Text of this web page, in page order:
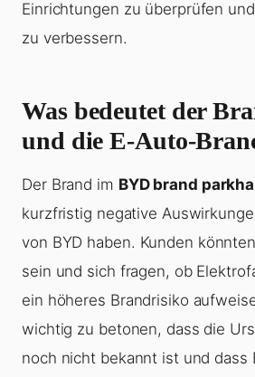
Einrichtungen zu überprüfen
zu verbessern.
Was bedeutet der
und die E-Auto-
Der Brand im BYD brand
kurzfristig negative
von BYD haben. Kunden
sein und sich fragen, ob
ein höheres Brandrisiko
wichtig zu betonen, dass die
noch nicht bekannt ist und dass